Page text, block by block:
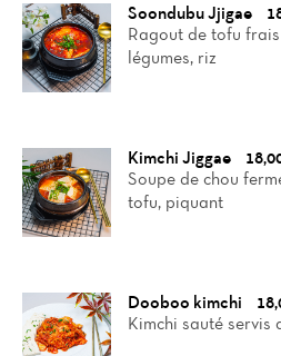
Soondubu Jjigae
Ragout de tofu
légumes, riz
Kimchi Jiggae
Soupe de chou
tofu, piquant
Dooboo kimchi
Kimchi sauté servis